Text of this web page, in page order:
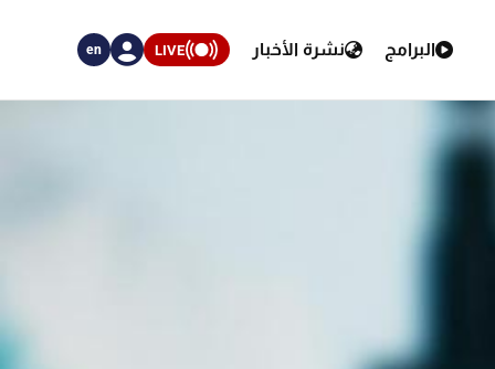
البرامج نشرة الأخبار LIVE
en